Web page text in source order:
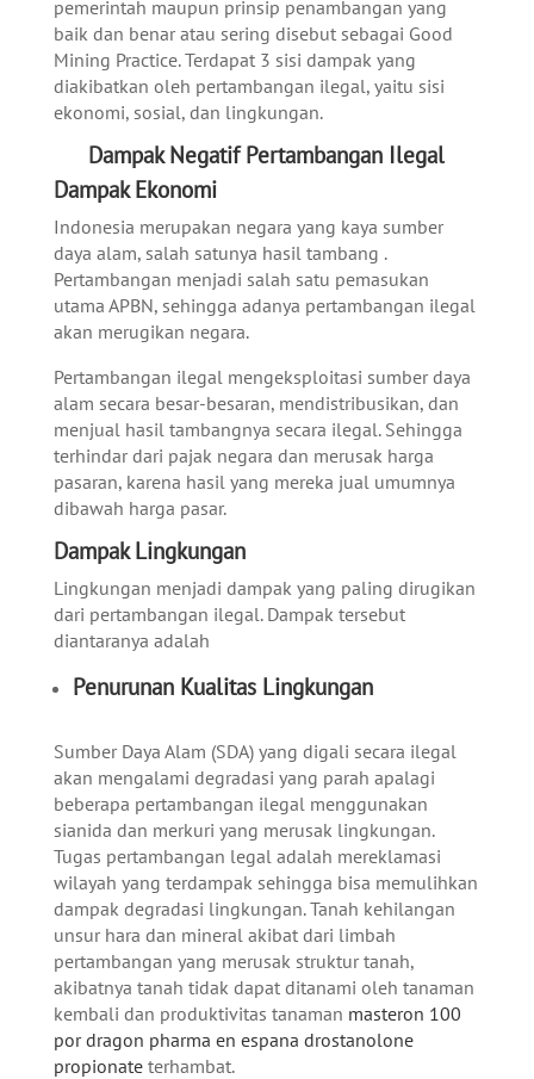
pemerintah maupun prinsip penambangan yang
baik dan benar atau sering disebut sebagai Good
Mining Practice. Terdapat 3 sisi dampak yang
diakibatkan oleh pertambangan ilegal, yaitu sisi
ekonomi, sosial, dan lingkungan.
Dampak Negatif Pertambangan Ilegal
Dampak Ekonomi
Indonesia merupakan negara yang kaya sumber
daya alam, salah satunya hasil tambang .
Pertambangan menjadi salah satu pemasukan
utama APBN, sehingga adanya pertambangan ilegal
akan merugikan negara.
Pertambangan ilegal mengeksploitasi sumber daya
alam secara besar-besaran, mendistribusikan, dan
menjual hasil tambangnya secara ilegal. Sehingga
terhindar dari pajak negara dan merusak harga
pasaran, karena hasil yang mereka jual umumnya
dibawah harga pasar.
Dampak Lingkungan
Lingkungan menjadi dampak yang paling dirugikan
dari pertambangan ilegal. Dampak tersebut
diantaranya adalah
Penurunan Kualitas Lingkungan
Sumber Daya Alam (SDA) yang digali secara ilegal
akan mengalami degradasi yang parah apalagi
beberapa pertambangan ilegal menggunakan
sianida dan merkuri yang merusak lingkungan.
Tugas pertambangan legal adalah mereklamasi
wilayah yang terdampak sehingga bisa memulihkan
dampak degradasi lingkungan. Tanah kehilangan
unsur hara dan mineral akibat dari limbah
pertambangan yang merusak struktur tanah,
akibatnya tanah tidak dapat ditanami oleh tanaman
kembali dan produktivitas tanaman masteron 100
por dragon pharma en espana drostanolone
propionateterhambat.